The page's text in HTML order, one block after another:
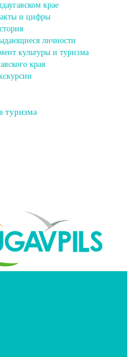
крае
и цифры
личности
культуры и туризма
края
туризма